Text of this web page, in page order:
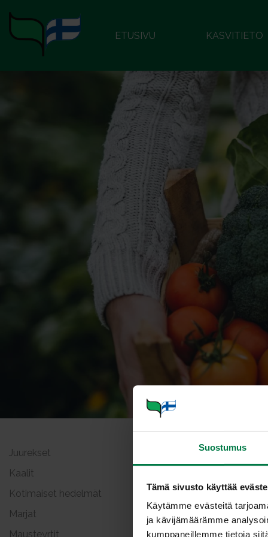
Suostumus
Tämä sivusto käyttää
Käytämme evästeitä
ja kävijämäärämme
kumppaneillemme tietoja
ETUSIVU KASVITIETO
Juurekset
Kaalit
Kotimaiset hedelmät
Marjat
Mausteyrtit
Kasviksia: 4